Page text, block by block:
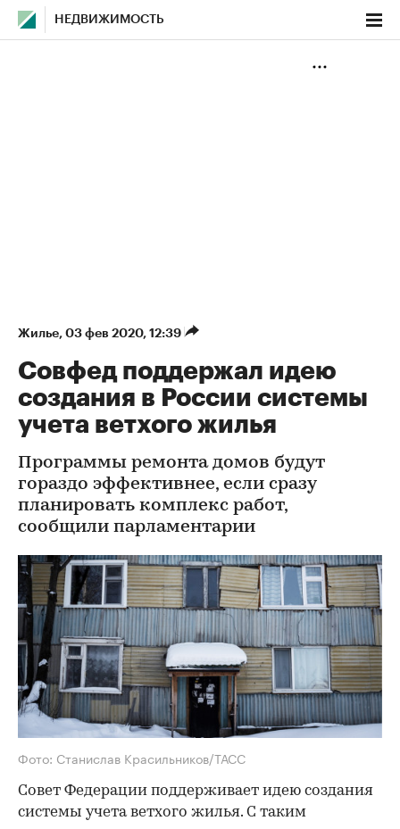
НЕДВИЖИМОСТЬ
Жилье⁠, 03 фев 2020, 12:39
Совфед поддержал идею
создания в России системы
учета ветхого жилья
Программы ремонта домов будут
гораздо эффективнее, если сразу
планировать комплекс работ,
сообщили парламентарии
Фото: Станислав Красильников/ТАСС
Совет Федерации поддерживает идею создания
системы учета ветхого жилья. С таким